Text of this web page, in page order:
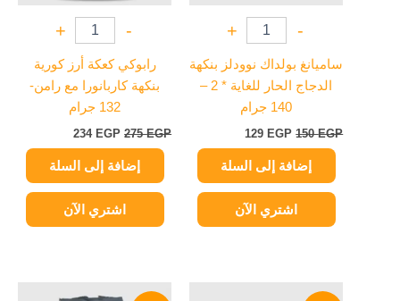
-
+
ساميانغ بولداك نوودلز بنكهة
الدجاج الحار للغاية * 2 –
140 جرام
150EGP
129 EGP
إضافة إلى السلة
اشتري الآن
-
+
رابوكي كعكة أرز كورية
بنكهة كاربانورا مع رامن-
132 جرام
275EGP
234 EGP
إضافة إلى السلة
اشتري الآن